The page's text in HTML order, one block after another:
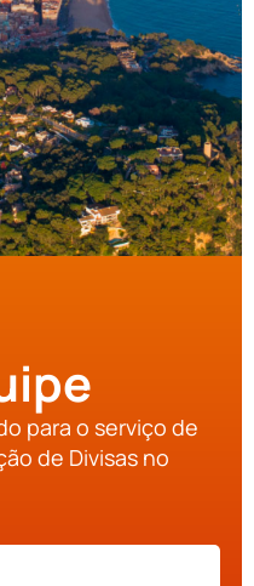
para o serviço de
de Divisas no